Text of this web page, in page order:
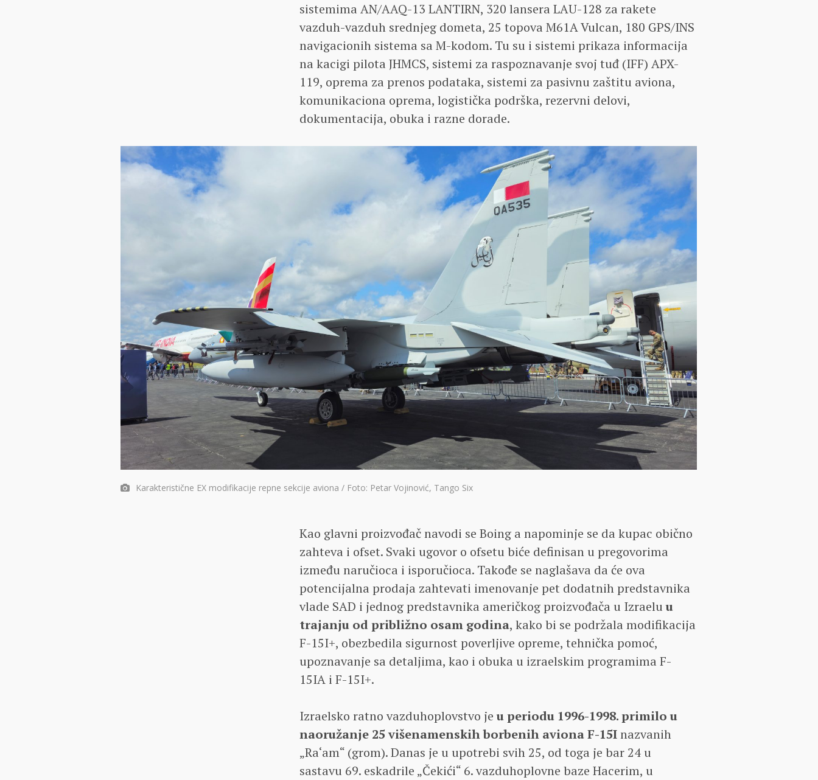
sistemima AN/AAQ-13 LANTIRN, 320 lansera LAU-128 za rakete
vazduh-vazduh srednjeg dometa, 25 topova M61A Vulcan, 180 GPS/INS
navigacionih sistema sa M-kodom. Tu su i sistemi prikaza informacija
na kacigi pilota JHMCS, sistemi za raspoznavanje svoj tuđ (IFF) APX-
119, oprema za prenos podataka, sistemi za pasivnu zaštitu aviona,
komunikaciona oprema, logistička podrška, rezervni delovi,
dokumentacija, obuka i razne dorade.
Karakteristične EX modifikacije repne sekcije aviona / Foto: Petar Vojinović, Tango Six
Kao glavni proizvođač navodi se Boing a napominje se da kupac obično
zahteva i ofset. Svaki ugovor o ofsetu biće definisan u pregovorima
između naručioca i isporučioca. Takođe se naglašava da će ova
potencijalna prodaja zahtevati imenovanje pet dodatnih predstavnika
vlade SAD i jednog predstavnika američkog proizvođača u Izraelu u
trajanju od približno osam godina, kako bi se podržala modifikacija
F-15I+, obezbedila sigurnost poverljive opreme, tehnička pomoć,
upoznavanje sa detaljima, kao i obuka u izraelskim programima F-
15IA i F-15I+.
Izraelsko ratno vazduhoplovstvo je u periodu 1996-1998. primilo u
naoružanje 25 višenamenskih borbenih aviona F-15Inazvanih
„Ra‘am“ (grom). Danas je u upotrebi svih 25, od toga je bar 24 u
sastavu 69. eskadrile „Čekići“ 6. vazduhoplovne baze Hacerim, u